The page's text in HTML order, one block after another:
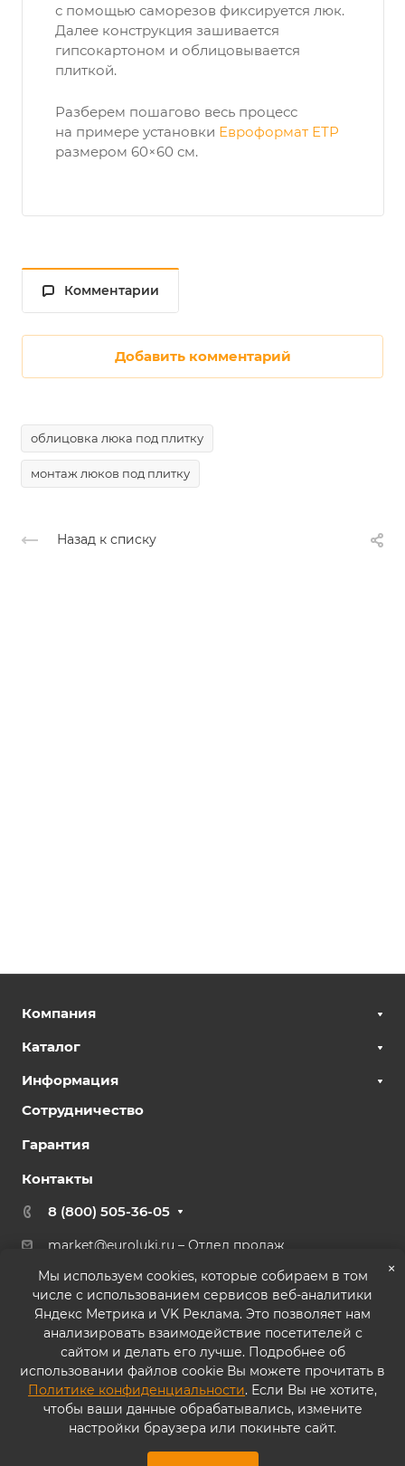
с помощью саморезов фиксируется люк.
Далее конструкция зашивается
гипсокартоном и облицовывается
плиткой.
Разберем пошагово весь процесс
на примере установки Евроформат ЕТР
размером 60×60 см.
Комментарии
Добавить комментарий
облицовка люка под плитку
монтаж люков под плитку
Назад к списку
Компания
Каталог
Информация
Сотрудничество
Гарантия
Контакты
8 (800) 505-36-05
market@euroluki.ru – Отдел продаж
г. Москва, ул. Генерала Белова, 43 к2, офис 27
© 2026 ООО «ППК «Практика». Все права защищены
Согласие на обработку персональных данных
Политика конфиденциальности
×
Мы используем cookies, которые собираем в том
числе с использованием сервисов веб-аналитики
Яндекс Метрика и VK Реклама. Это позволяет нам
анализировать взаимодействие посетителей с
сайтом и делать его лучше. Подробнее об
использовании файлов cookie Вы можете прочитать в
Политике конфиденциальности. Если Вы не хотите,
чтобы ваши данные обрабатывались, измените
настройки браузера или покиньте сайт.